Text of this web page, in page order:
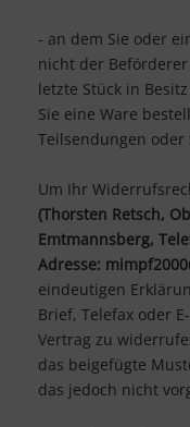
- an dem Sie oder
nicht der
letzte Stück in
Sie eine Ware
Teilsendungen
Um Ihr
(Thorsten Retsch,
Emtmannsberg,
Adresse:
eindeutigen
Brief, Telefax oder
Vertrag zu
das beigefügte
das jedoch nicht